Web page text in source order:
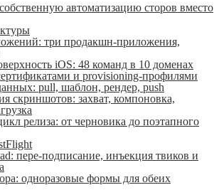
автоматизацию сторов вместо
три продакшн-приложения,
iOS: 48 команд в 10 доменах
и provisioning-профилями
pull, шаблон, рендер, push
скриншотов: захват, компоновка,
релиза: от черновика до поэтапного
пере-подписание, инъекция твиков и
одноразовые формы для обеих